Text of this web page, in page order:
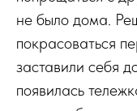
не было дома.
покрасоваться
заставили себя
появилась